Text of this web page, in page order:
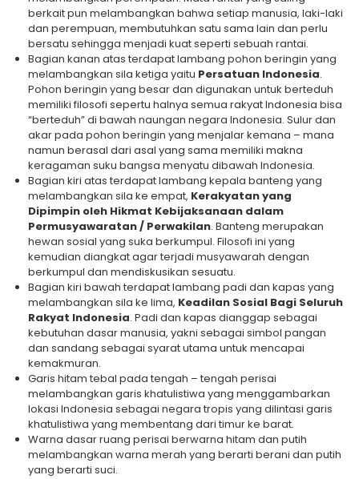
berkait pun melambangkan bahwa setiap manusia, laki-laki
dan perempuan, membutuhkan satu sama lain dan perlu
bersatu sehingga menjadi kuat seperti sebuah rantai.
Bagian kanan atas terdapat lambang pohon beringin yang
melambangkan sila ketiga yaitu Persatuan Indonesia.
Pohon beringin yang besar dan digunakan untuk berteduh
memiliki filosofi sepertu halnya semua rakyat Indonesia bisa
“berteduh” di bawah naungan negara Indonesia. Sulur dan
akar pada pohon beringin yang menjalar kemana – mana
namun berasal dari asal yang sama memiliki makna
keragaman suku bangsa menyatu dibawah Indonesia.
Bagian kiri atas terdapat lambang kepala banteng yang
melambangkan sila ke empat, Kerakyatan yang
Dipimpin oleh Hikmat Kebijaksanaan dalam
Permusyawaratan / Perwakilan. Banteng merupakan
hewan sosial yang suka berkumpul. Filosofi ini yang
kemudian diangkat agar terjadi musyawarah dengan
berkumpul dan mendiskusikan sesuatu.
Bagian kiri bawah terdapat lambang padi dan kapas yang
melambangkan sila ke lima, Keadilan Sosial Bagi Seluruh
Rakyat Indonesia. Padi dan kapas dianggap sebagai
kebutuhan dasar manusia, yakni sebagai simbol pangan
dan sandang sebagai syarat utama untuk mencapai
kemakmuran.
Garis hitam tebal pada tengah – tengah perisai
melambangkan garis khatulistiwa yang menggambarkan
lokasi Indonesia sebagai negara tropis yang dilintasi garis
khatulistiwa yang membentang dari timur ke barat.
Warna dasar ruang perisai berwarna hitam dan putih
melambangkan warna merah yang berarti berani dan putih
yang berarti suci.